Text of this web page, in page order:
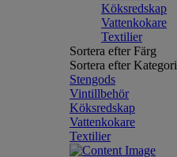
Köksredskap
Vattenkokare
Textilier
Sortera efter Färg
Sortera efter Kategori
Stengods
Vintillbehör
Köksredskap
Vattenkokare
Textilier